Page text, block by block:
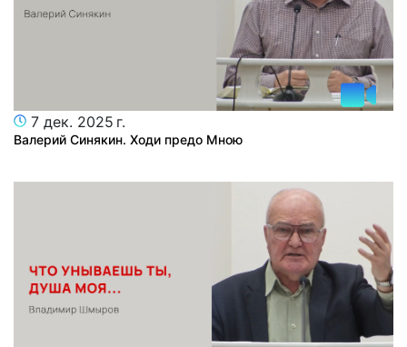
7 дек. 2025 г.
Валерий Синякин. Ходи предо Мною